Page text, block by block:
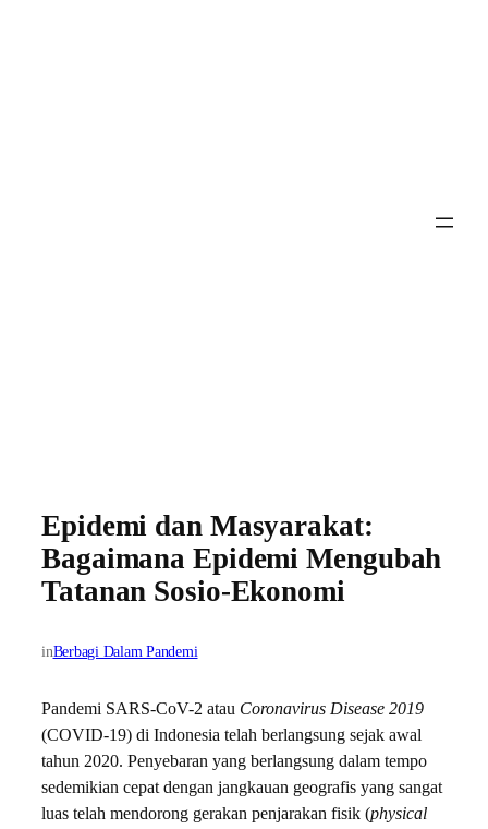
Epidemi dan Masyarakat:
Bagaimana Epidemi Mengubah
Tatanan Sosio-Ekonomi
inBerbagi Dalam Pandemi
Pandemi SARS-CoV-2 atau Coronavirus Disease 2019
(COVID-19) di Indonesia telah berlangsung sejak awal
tahun 2020. Penyebaran yang berlangsung dalam tempo
sedemikian cepat dengan jangkauan geografis yang sangat
luas telah mendorong gerakan penjarakan fisik (physical